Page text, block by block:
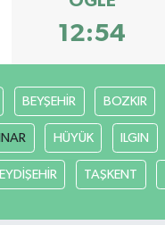
12:54
BEYŞEHİR BOZKIR
HÜYÜK ILGIN
TAŞKENT